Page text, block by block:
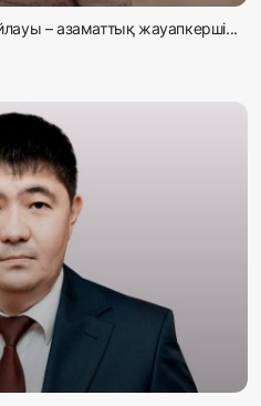
– азаматтық жауапкерші...